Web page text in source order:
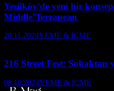
Yeşilköy'de yeni bir
Middle’Terranean
28.11.2024YEME & İÇME
216 Street Fest: Sokaktan
08.10.2024YEME & İÇME